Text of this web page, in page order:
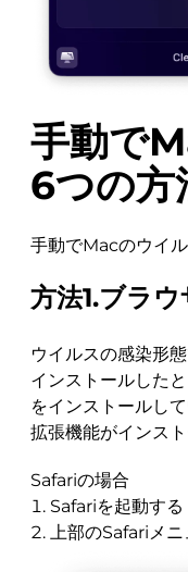
手動で
6つの方
手動でMacのウイ
方法1.ブラ
ウイルスの感染形
インストールした
をインストールし
拡張機能がインス
Safariの場合
Safariを起動する
上部のSafariメ